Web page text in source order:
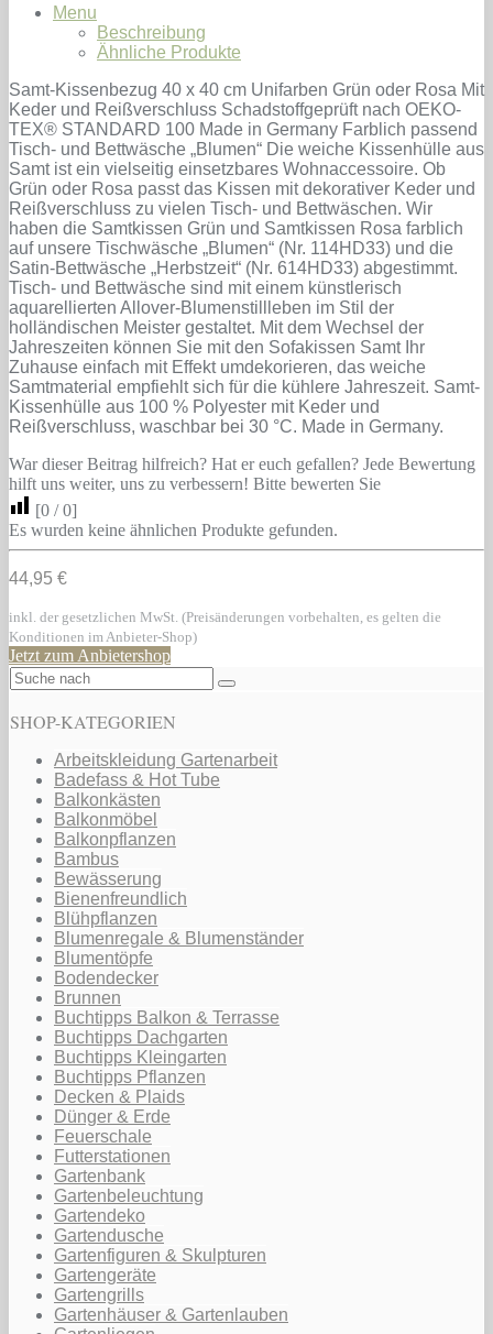
Menu
Beschreibung
Ähnliche Produkte
Samt-Kissenbezug 40 x 40 cm Unifarben Grün oder Rosa Mit
Keder und Reißverschluss Schadstoffgeprüft nach OEKO-
TEX® STANDARD 100 Made in Germany Farblich passend
Tisch- und Bettwäsche „Blumen“ Die weiche Kissenhülle aus
Samt ist ein vielseitig einsetzbares Wohnaccessoire. Ob
Grün oder Rosa passt das Kissen mit dekorativer Keder und
Reißverschluss zu vielen Tisch- und Bettwäschen. Wir
haben die Samtkissen Grün und Samtkissen Rosa farblich
auf unsere Tischwäsche „Blumen“ (Nr. 114HD33) und die
Satin-Bettwäsche „Herbstzeit“ (Nr. 614HD33) abgestimmt.
Tisch- und Bettwäsche sind mit einem künstlerisch
aquarellierten Allover-Blumenstillleben im Stil der
holländischen Meister gestaltet. Mit dem Wechsel der
Jahreszeiten können Sie mit den Sofakissen Samt Ihr
Zuhause einfach mit Effekt umdekorieren, das weiche
Samtmaterial empfiehlt sich für die kühlere Jahreszeit. Samt-
Kissenhülle aus 100 % Polyester mit Keder und
Reißverschluss, waschbar bei 30 °C. Made in Germany.
War dieser Beitrag hilfreich? Hat er euch gefallen? Jede Bewertung
hilft uns weiter, uns zu verbessern! Bitte bewerten Sie
[0 /0]
Es wurden keine ähnlichen Produkte gefunden.
44,95 €
inkl. der gesetzlichen MwSt. (Preisänderungen vorbehalten, es gelten die
Konditionen im Anbieter-Shop)
Jetzt zum Anbietershop
SHOP-KATEGORIEN
Arbeitskleidung Gartenarbeit
Badefass & Hot Tube
Balkonkästen
Balkonmöbel
Balkonpflanzen
Bambus
Bewässerung
Bienenfreundlich
Blühpflanzen
Blumenregale & Blumenständer
Blumentöpfe
Bodendecker
Brunnen
Buchtipps Balkon & Terrasse
Buchtipps Dachgarten
Buchtipps Kleingarten
Buchtipps Pflanzen
Decken & Plaids
Dünger & Erde
Feuerschale
Futterstationen
Gartenbank
Gartenbeleuchtung
Gartendeko
Gartendusche
Gartenfiguren & Skulpturen
Gartengeräte
Gartengrills
Gartenhäuser & Gartenlauben